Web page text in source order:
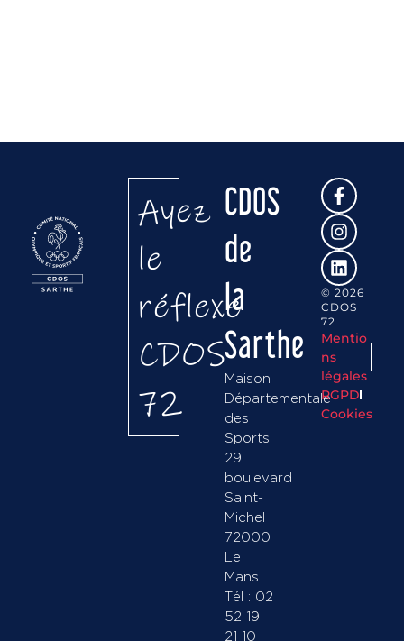
Ayez
le
réflexe
CDOS
72
CDOS
de
la
Sarthe
Maison
Départementale
des
Sports
29
boulevard
Saint-
Michel
72000
Le
Mans
Tél : 02
52 19
21 10
© 2026
CDOS
72
Mentio
ns
légales
RGPD
Cookies